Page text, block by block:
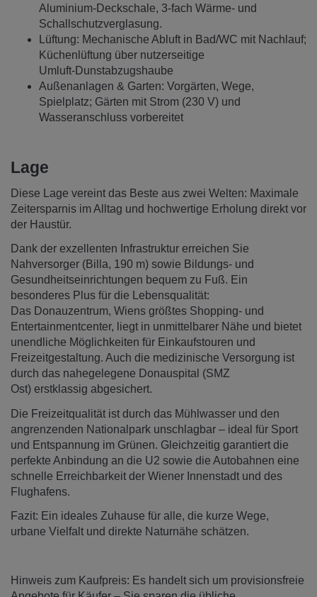
Aluminium‑Deckschale, 3‑fach Wärme‑ und
Schallschutzverglasung.
Lüftung: Mechanische Abluft in Bad/WC mit Nachlauf;
Küchenlüftung über nutzerseitige
Umluft‑Dunstabzugshaube
Außenanlagen & Garten: Vorgärten, Wege,
Spielplatz; Gärten mit Strom (230 V) und
Wasseranschluss vorbereitet
Lage
Diese Lage vereint das Beste aus zwei Welten: Maximale
Zeitersparnis im Alltag und hochwertige Erholung direkt vor
der Haustür.
Dank der exzellenten Infrastruktur erreichen Sie
Nahversorger (Billa, 190 m) sowie Bildungs- und
Gesundheitseinrichtungen bequem zu Fuß. Ein
besonderes Plus für die Lebensqualität:
Das Donauzentrum, Wiens größtes Shopping- und
Entertainmentcenter, liegt in unmittelbarer Nähe und bietet
unendliche Möglichkeiten für Einkaufstouren und
Freizeitgestaltung. Auch die medizinische Versorgung ist
durch das nahegelegene Donauspital (SMZ
Ost) erstklassig abgesichert.
Die Freizeitqualität ist durch das Mühlwasser und den
angrenzenden Nationalpark unschlagbar – ideal für Sport
und Entspannung im Grünen. Gleichzeitig garantiert die
perfekte Anbindung an die U2 sowie die Autobahnen eine
schnelle Erreichbarkeit der Wiener Innenstadt und des
Flughafens.
Fazit: Ein ideales Zuhause für alle, die kurze Wege,
urbane Vielfalt und direkte Naturnähe schätzen.
Hinweis zum Kaufpreis: Es handelt sich um provisionsfreie